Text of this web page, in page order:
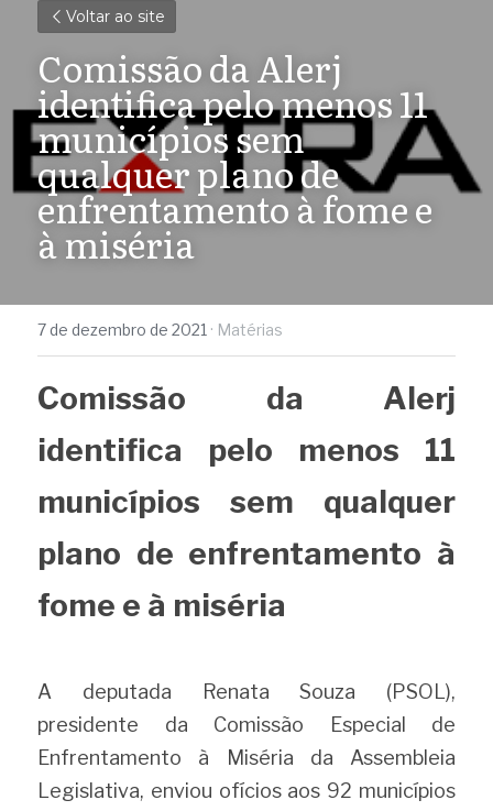
Voltar ao site
Comissão da Alerj
identifica pelo menos 11
municípios sem
qualquer plano de
enfrentamento à fome e
à miséria
7 de dezembro de 2021 · Matérias
Comissão da Alerj
identifica pelo menos 11
municípios sem qualquer
plano de enfrentamento à
fome e à miséria
A deputada Renata Souza (PSOL),
presidente da Comissão Especial de
Enfrentamento à Miséria da Assembleia
Legislativa, enviou ofícios aos 92 municípios